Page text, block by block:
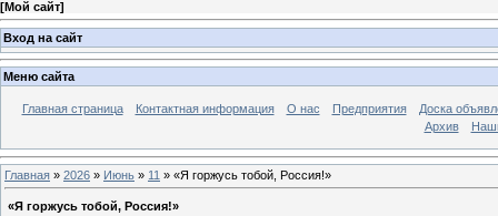
[Мой сайт]
Вход на сайт
Меню сайта
Главная страница Контактная информация О нас Предприятия
Доска
Архив
Главная » 2026 » Июнь » 11 » «Я горжусь тобой, Россия!»
«Я горжусь тобой, Россия!»